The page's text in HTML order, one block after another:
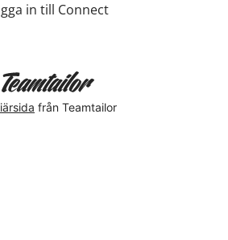
in till Connect
från Teamtailor